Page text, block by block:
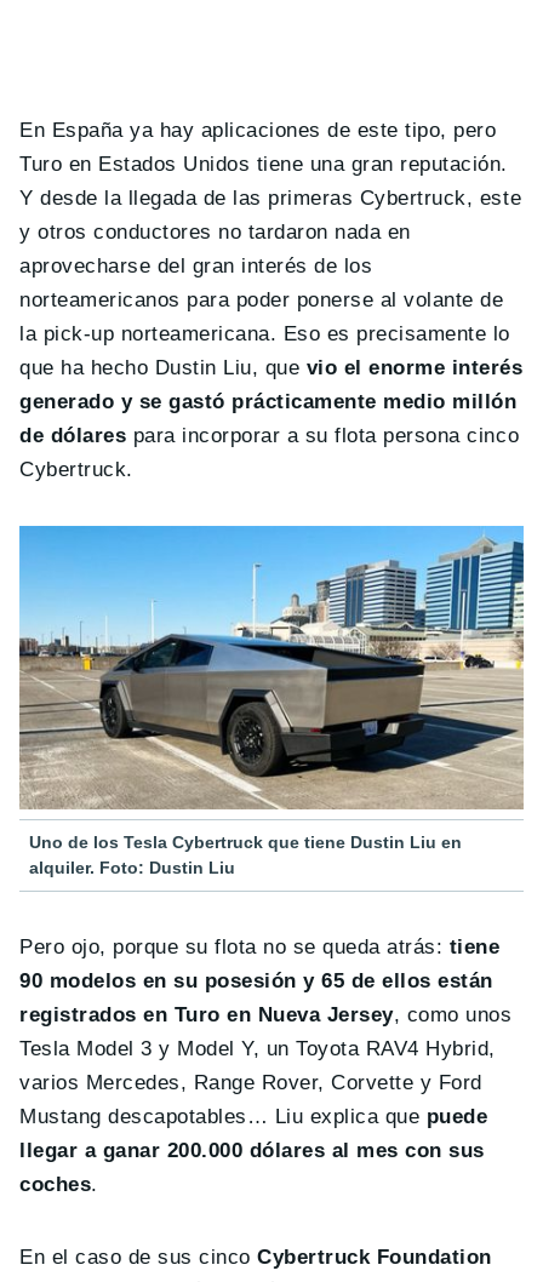
En España ya hay aplicaciones de este tipo, pero
Turo en Estados Unidos tiene una gran reputación.
Y desde la llegada de las primeras Cybertruck, este
y otros conductores no tardaron nada en
aprovecharse del gran interés de los
norteamericanos para poder ponerse al volante de
la pick-up norteamericana. Eso es precisamente lo
que ha hecho Dustin Liu, que vio el enorme interés
generado y se gastó prácticamente medio millón
de dólares para incorporar a su flota persona cinco
Cybertruck.
Uno de los Tesla Cybertruck que tiene Dustin Liu en
alquiler. Foto: Dustin Liu
Pero ojo, porque su flota no se queda atrás: tiene
90 modelos en su posesión y 65 de ellos están
registrados en Turo en Nueva Jersey, como unos
Tesla Model 3 y Model Y, un Toyota RAV4 Hybrid,
varios Mercedes, Range Rover, Corvette y Ford
Mustang descapotables… Liu explica que puede
llegar a ganar 200.000 dólares al mes con sus
coches.
En el caso de sus cincoCybertruck Foundation